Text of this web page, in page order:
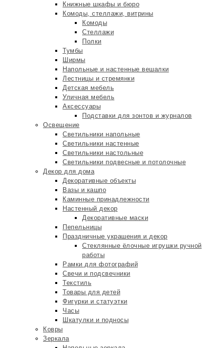
Книжные шкафы и бюро
Комоды, стеллажи, витрины
Комоды
Стеллажи
Полки
Тумбы
Ширмы
Напольные и настенные вешалки
Лестницы и стремянки
Детская мебель
Уличная мебель
Аксессуары
Подставки для зонтов и журналов
Освещение
Светильники напольные
Светильники настенные
Светильники настольные
Светильники подвесные и потолочные
Декор для дома
Декоративные объекты
Вазы и кашпо
Каминные принадлежности
Настенный декор
Декоративные маски
Пепельницы
Праздничные украшения и декор
Стеклянные ёлочные игрушки ручной
работы
Рамки для фотографий
Свечи и подсвечники
Текстиль
Товары для детей
Фигурки и статуэтки
Часы
Шкатулки и подносы
Ковры
Зеркала